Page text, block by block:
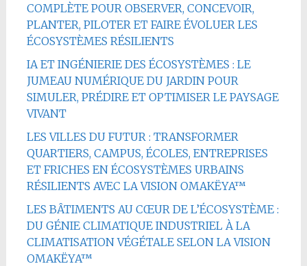
COMPLÈTE POUR OBSERVER, CONCEVOIR,
PLANTER, PILOTER ET FAIRE ÉVOLUER LES
ÉCOSYSTÈMES RÉSILIENTS
IA ET INGÉNIERIE DES ÉCOSYSTÈMES : LE
JUMEAU NUMÉRIQUE DU JARDIN POUR
SIMULER, PRÉDIRE ET OPTIMISER LE PAYSAGE
VIVANT
LES VILLES DU FUTUR : TRANSFORMER
QUARTIERS, CAMPUS, ÉCOLES, ENTREPRISES
ET FRICHES EN ÉCOSYSTÈMES URBAINS
RÉSILIENTS AVEC LA VISION OMAKËYA™
LES BÂTIMENTS AU CŒUR DE L’ÉCOSYSTÈME :
DU GÉNIE CLIMATIQUE INDUSTRIEL À LA
CLIMATISATION VÉGÉTALE SELON LA VISION
OMAKËYA™